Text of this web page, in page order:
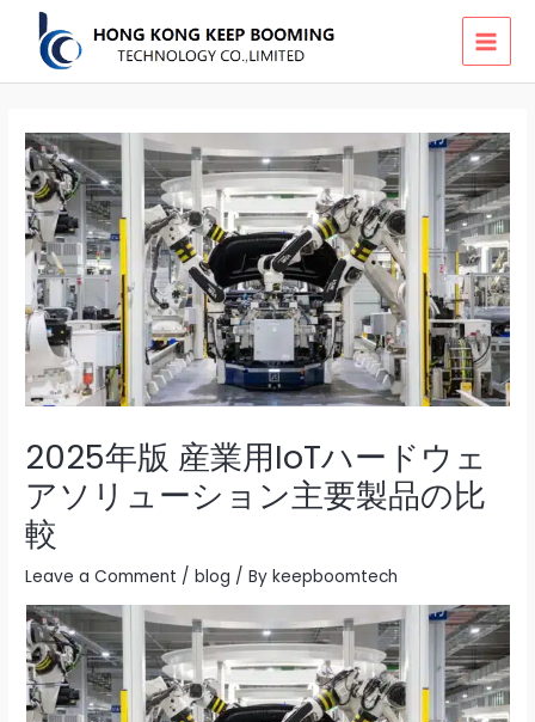
content
2025年版 産業用IoTハードウェ
アソリューション主要製品の比
較
Leave a Comment /blog / Bykeepboomtech